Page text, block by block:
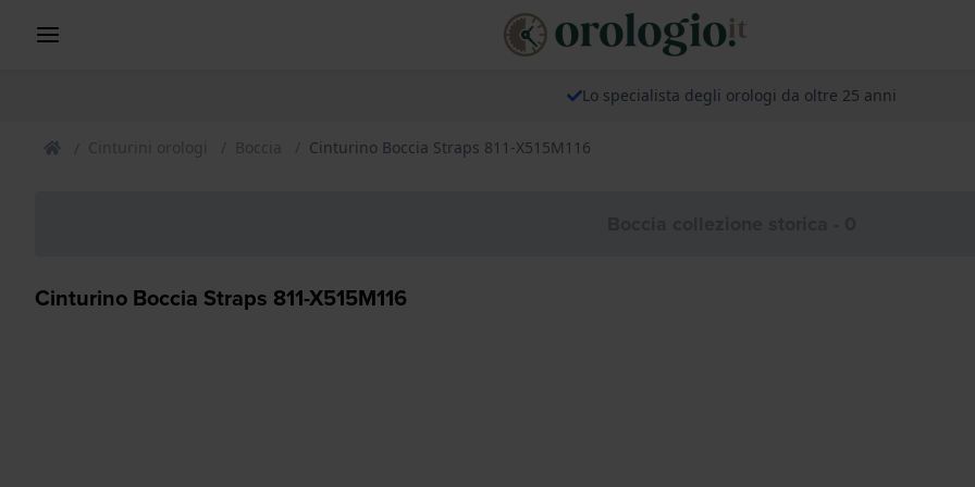
Lo specialista degli orologi da oltre 25 anni
Cinturini orologi Boccia Cinturino Boccia Straps 811-X515M116
Cinturino Boccia Straps 811-X515M116